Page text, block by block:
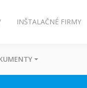
INŠTALAČNÉ FIRMY